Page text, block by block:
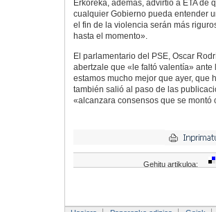
Erkoreka, además, advirtió a ETA
cualquier Gobierno pueda entender
el fin de la violencia serán más
hasta el momento».
El parlamentario del PSE, Oscar
abertzale que «le faltó valentía»
estamos mucho mejor que ayer, que
también salió al paso de las
«alcanzara consensos que se montó
Gehitu artikuloa: